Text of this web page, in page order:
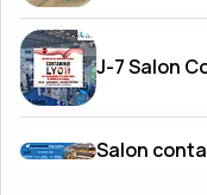
J-7 Salon
Salon